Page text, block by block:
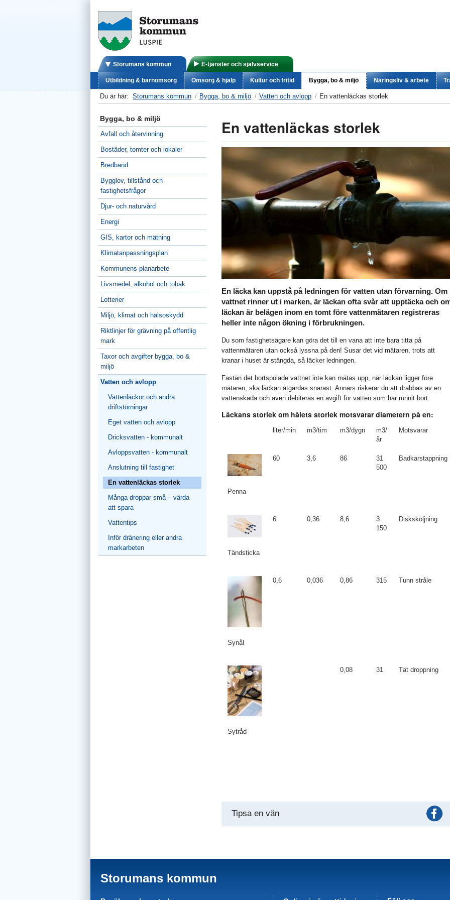
Storumans kommun E-tjänster och självservice
Utbildning & barnomsorg Omsorg & hjälp Kultur och fritid Bygga, bo & miljö Näringsliv & arbete
Du är här: Storumans kommun Bygga, bo & miljö Vatten och avlopp En vattenläckas storlek
Bygga, bo & miljö
Avfall och återvinning
Bostäder, tomter och lokaler
Bredband
Bygglov, tillstånd och
fastighetsfrågor
Djur- och naturvård
Energi
GIS, kartor och mätning
Klimatanpassningsplan
Kommunens planarbete
Livsmedel, alkohol och tobak
Lotterier
Miljö, klimat och hälsoskydd
Riktlinjer för grävning på offentlig
mark
Taxor och avgifter bygga, bo &
miljö
Vatten och avlopp
Vattenläckor och andra
driftstörningar
Eget vatten och avlopp
Dricksvatten - kommunalt
Avloppsvatten - kommunalt
Anslutning till fastighet
En vattenläckas storlek
Många droppar små – värda
att spara
Vattentips
Inför dränering eller andra
markarbeten
En vattenläckas storlek
En läcka kan uppstå på ledningen för vatten utan förvarning. Om
vattnet rinner ut i marken, är läckan ofta svår att upptäcka och
läckan är belägen inom en tomt före vattenmätaren registreras
heller inte någon ökning i förbrukningen.
Du som fastighetsägare kan göra det till en vana att inte bara titta på
vattenmätaren utan också lyssna på den! Susar det vid mätaren, trots att
kranar i huset är stängda, så läcker ledningen.
Fastän det bortspolade vattnet inte kan mätas upp, när läckan ligger före
mätaren, ska läckan åtgärdas snarast. Annars riskerar du att drabbas av en
vattenskada och även debiteras en avgift för vatten som har runnit bort.
Läckans storlek om hålets storlek motsvarar diametern på en:
liter/min m3/tim m3/dygn
m3/
år
Motsvarar
Penna
60 3,6 86
31
500
Badkarstappning
Tändsticka
6 0,36 8,6
3
150
Disksköljning
Synål
0,6 0,036 0,86 315 Tunn stråle
Sytråd
0,08 31 Tät droppning
Tipsa en vän
Storumans kommun